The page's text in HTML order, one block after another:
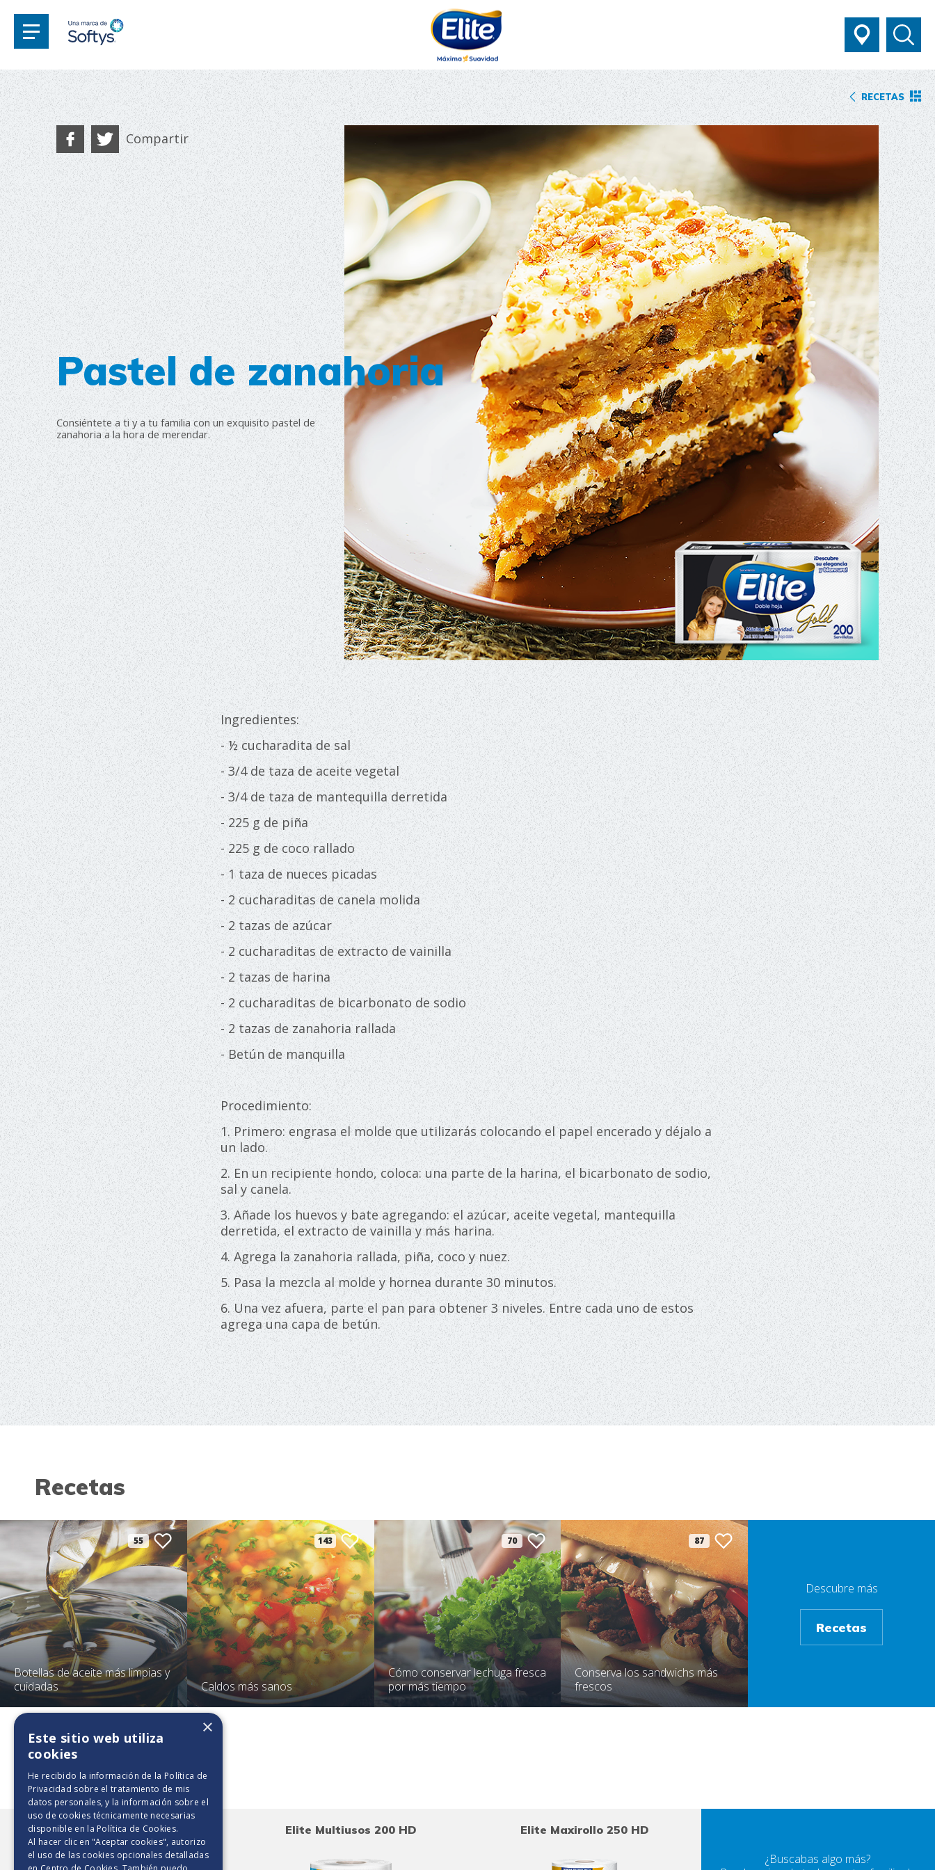
RECETAS
Pastel de zanahoria
Consiéntete a ti y a tu familia con un exquisito pastel de
zanahoria a la hora de merendar.
Compartir
Ingredientes:
- ½ cucharadita de sal
- 3/4 de taza de aceite vegetal
- 3/4 de taza de mantequilla derretida
- 225 g de piña
- 225 g de coco rallado
- 1 taza de nueces picadas
- 2 cucharaditas de canela molida
- 2 tazas de azúcar
- 2 cucharaditas de extracto de vainilla
- 2 tazas de harina
- 2 cucharaditas de bicarbonato de sodio
- 2 tazas de zanahoria rallada
- Betún de manquilla
Procedimiento:
1. Primero: engrasa el molde que utilizarás colocando el papel encerado y déjalo a
un lado.
2. En un recipiente hondo, coloca: una parte de la harina, el bicarbonato de sodio,
sal y canela.
3. Añade los huevos y bate agregando: el azúcar, aceite vegetal, mantequilla
derretida, el extracto de vainilla y más harina.
4. Agrega la zanahoria rallada, piña, coco y nuez.
5. Pasa la mezcla al molde y hornea durante 30 minutos.
6. Una vez afuera, parte el pan para obtener 3 niveles. Entre cada uno de estos
agrega una capa de betún.
Recetas
55
Botellas de aceite más limpias y
cuidadas
143
Caldos más sanos
70
Cómo conservar lechuga fresca
por más tiempo
87
Conserva los sandwichs más
frescos
Descubre más
Recetas
Toallas de papel
Elite Maxirollo 500 HD Elite Multiusos 200 HD Elite Maxirollo 250 HD
¿Buscabas algo más?
×
Este sitio web utiliza
cookies
He recibido la información de la Política de
Privacidad sobre el tratamiento de mis
datos personales, y la información sobre el
uso de cookies técnicamente necesarias
disponible en la Política de Cookies.
Al hacer clic en "Aceptar cookies", autorizo
el uso de las cookies opcionales detalladas